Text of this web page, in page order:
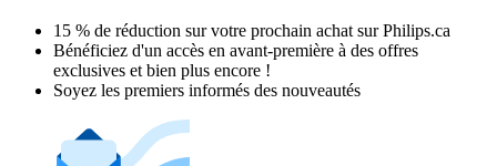
15 % de réduction sur votre prochain achat sur Philips.ca​
Bénéficiez d'un accès en avant-première à des offres
exclusives et bien plus encore !
Soyez les premiers informés des nouveautés